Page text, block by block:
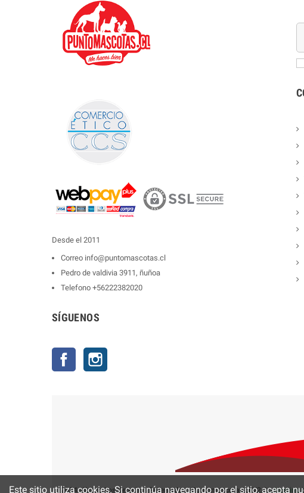
Desde el 2011
Correo info@puntomascotas.cl
Pedro de valdivia 3911, ñuñoa
Telefono +56222382020
SÍGUENOS
Facebook
2024 - Todos Los Derechos Reservados - Puntomascotas.cl V2.0 -Hosting
Este sitio utiliza cookies. Si continúa navegando por el sitio, acepta